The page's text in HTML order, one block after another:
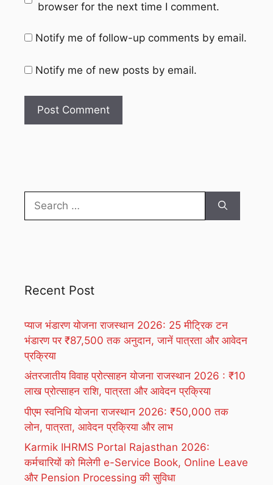
browser for the next time I comment.
Notify me of follow-up comments by email.
Notify me of new posts by email.
for:
Recent Post
प्याज भंडारण योजना राजस्थान 2026: 25 मीट्रिक टन
भंडारण पर ₹87,500 तक अनुदान, जानें पात्रता और आवेदन
प्रक्रिया
अंतरजातीय विवाह प्रोत्साहन योजना राजस्थान 2026 : ₹10
लाख प्रोत्साहन राशि, पात्रता और आवेदन प्रक्रिया
पीएम स्वनिधि योजना राजस्थान 2026: ₹50,000 तक
लोन, पात्रता, आवेदन प्रक्रिया और लाभ
Karmik IHRMS Portal Rajasthan 2026:
कर्मचारियों को मिलेगी e-Service Book, Online Leave
और Pension Processing की सुविधा